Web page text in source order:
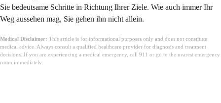
Sie bedeutsame Schritte in Richtung Ihrer Ziele. Wie auch immer Ihr
Weg aussehen mag, Sie gehen ihn nicht allein.
Medical Disclaimer: This article is for informational purposes only and does not constitute
medical advice. Always consult a qualified healthcare provider for diagnosis and treatment
decisions. If you are experiencing a medical emergency, call 911 or go to the nearest emergency
room immediately.